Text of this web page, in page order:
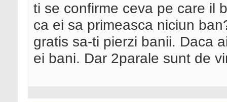
ti se confirme ceva pe care il
ca ei sa primeasca niciun
gratis sa-ti pierzi banii. Daca
ei bani. Dar 2parale sunt de